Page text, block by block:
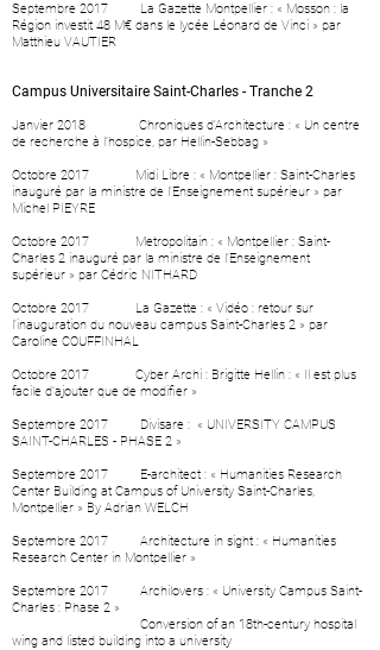
Septembre 2017 La Gazette Montpellier : « Mosson : la
Région investit 48 M€ dans le lycée Léonard de Vinci » par
Matthieu VAUTIER
Campus Universitaire Saint-Charles - Tranche 2
Janvier 2018 Chroniques d'Architecture : « Un centre
de recherche à l’hospice, par Hellin-Sebbag »
Octobre 2017 Midi Libre : « Montpellier : Saint-Charles
inauguré par la ministre de l'Enseignement supérieur » par
Michel PIEYRE
Octobre 2017 Metropolitain : « Montpellier : Saint-
Charles 2 inauguré par la ministre de l’Enseignement
supérieur » par Cédric NITHARD
Octobre 2017 La Gazette : « Vidéo : retour sur
l'inauguration du nouveau campus Saint-Charles 2 » par
Caroline COUFFINHAL
Octobre 2017 Cyber Archi : Brigitte Hellin : « Il est plus
facile d’ajouter que de modifier »
Septembre 2017 Divisare : « UNIVERSITY CAMPUS
SAINT-CHARLES - PHASE 2 »
Septembre 2017 E-architect : « Humanities Research
Center Building at Campus of University Saint-Charles,
Montpellier » By Adrian WELCH
Septembre 2017 Architecture in sight : « Humanities
Research Center in Montpellier »
Septembre 2017 Archilovers : « University Campus Saint-
Charles : Phase 2 »
Conversion of an 18th-century hospital
wing and listed building into a university